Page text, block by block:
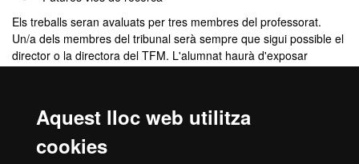
Aquest lloc web utilitza
cookies
Els treballs seran avaluats per tres membres del professorat.
Un/a dels membres del tribunal serà sempre que sigui possible el
director o la directora del TFM. L'alumnat haurà d'exposar
Més informació disponible a
Guia docent del mòdul: